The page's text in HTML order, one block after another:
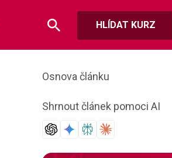
HLÍDAT KURZ
Osnova článku
Shrnout článek pomoci AI